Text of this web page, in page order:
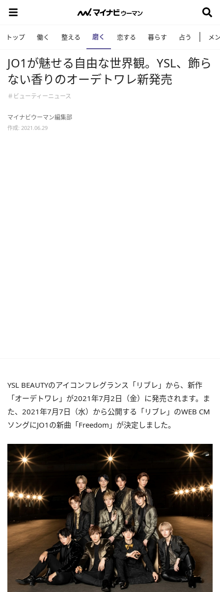
トップ 働く 整える 磨く 恋する 暮らす 占う メ
JO1が魅せる自由な世界観。YSL、飾ら
ない香りのオーデトワレ新発売
＃ビューティーニュース
マイナビウーマン編集部
作成: 2021.06.29
YSL BEAUTYのアイコンフレグランス「リブレ」から、新作
「オーデトワレ」が2021年7月2日（金）に発売されます。ま
た、2021年7月7日（水）から公開する「リブレ」のWEB CM
ソングにJO1の新曲「Freedom」が決定しました。